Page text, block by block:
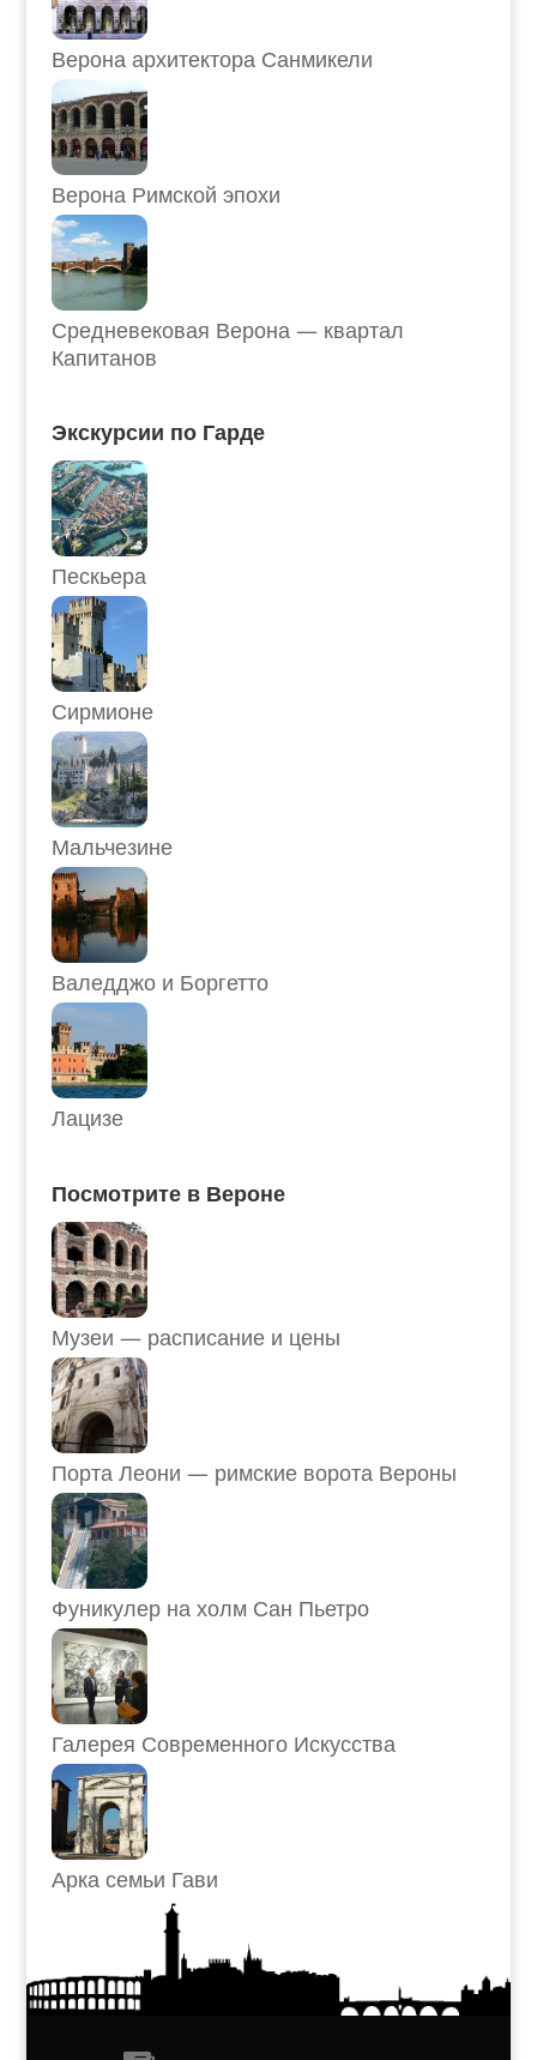
Верона архитектора Санмикели
Верона Римской эпохи
Средневековая Верона — квартал
Капитанов
Экскурсии по Гарде
Пескьера
Сирмионе
Мальчезине
Валедджо и Боргетто
Лацизе
Посмотрите в Вероне
Музеи — расписание и цены
Порта Леони — римские ворота Вероны
Фуникулер на холм Сан Пьетро
Галерея Современного Искусства
Арка семьи Гави